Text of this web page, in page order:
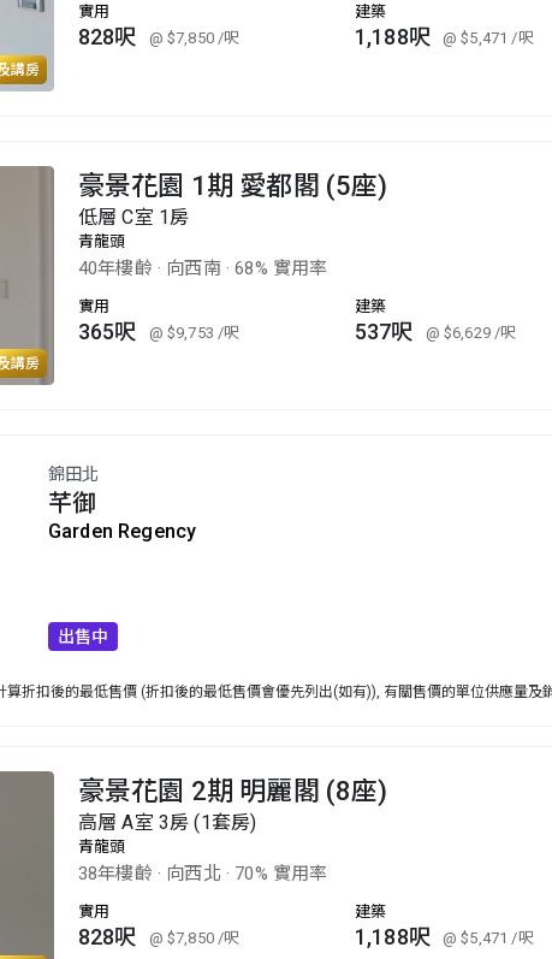
講房
實用
828呎 @ $7,850 /呎
建築
1,188呎 @ $5,471 /呎
講房
豪景花園 1期 愛都閣 (5座)
低層 C室 1房
青龍頭
40年樓齡 · 向西南 · 68% 實用率
實用
365呎 @ $9,753 /呎
建築
537呎 @ $6,629 /呎
錦田北
芊御
Garden Regency
出售中
折扣後的最低售價 (折扣後的最低售價會優先列出(如有)), 有關售價的單位供應量及
豪景花園 2期 明麗閣 (8座)
高層 A室 3房 (1套房)
青龍頭
38年樓齡 · 向西北 · 70% 實用率
實用
828呎 @ $7,850/呎
建築
1,188呎 @ $5,471/呎